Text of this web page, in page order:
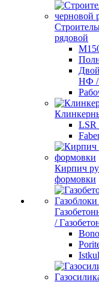
рядовой
НФ /
LSR
Кирпич
формовки
/